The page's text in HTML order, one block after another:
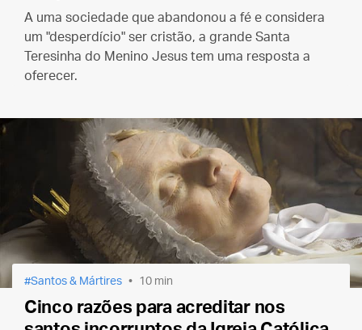
A uma sociedade que abandonou a fé e considera
um "desperdício" ser cristão, a grande Santa
Teresinha do Menino Jesus tem uma resposta a
oferecer.
Santos & Mártires 10 min
Cinco razões para acreditar nos